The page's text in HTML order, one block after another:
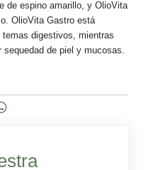
de espino amarillo, y OlioVita
OlioVita Gastro está
digestivos, mientras
de piel y mucosas.